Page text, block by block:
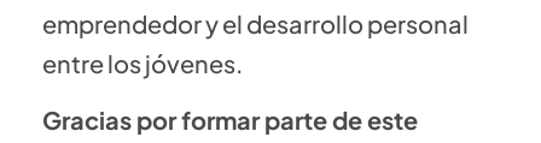
emprendedor y el desarrollo personal
entre los jóvenes.
Gracias por formar parte de este